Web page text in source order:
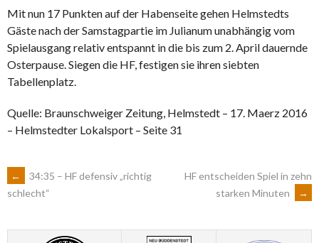
Mit nun 17 Punkten auf der Habenseite gehen Helmstedts
Gäste nach der Samstagpartie im Julianum unabhängig vom
Spielausgang relativ entspannt in die bis zum 2. April dauernde
Osterpause. Siegen die HF, festigen sie ihren siebten
Tabellenplatz.
Quelle: Braunschweiger Zeitung, Helmstedt – 17. Maerz 2016
– Helmstedter Lokalsport – Seite 31
ARTIKEL-
NAVIGATION
←
34:35 – HF defensiv „richtig
schlecht“
HF entscheiden Spiel in zehn
starken Minuten
→